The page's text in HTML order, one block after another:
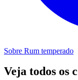
Sobre Rum temperado
Veja todos os